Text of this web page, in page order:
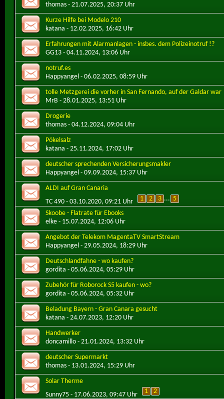
thomas - 21.07.2025, 20:37 Uhr
Kurze Hilfe bei Modelo 210
katana - 12.02.2025, 16:42 Uhr
Erfahrungen mit Alarmanlagen - insbes. dem Polizeinotruf !?
GG13 - 04.11.2024, 13:06 Uhr
notruf.es
Happyangel - 06.02.2025, 08:59 Uhr
tolle Metzgerei die vorher in San Fernando, auf der Galdar war
MrB - 28.01.2025, 13:51 Uhr
Drogerie
thomas - 04.12.2024, 09:04 Uhr
Pökelsalz
katana - 25.11.2024, 17:02 Uhr
deutscher sprechenden Versicherungsmakler
Happyangel - 09.09.2024, 15:37 Uhr
ALDI auf Gran Canaria
TC 490 - 03.10.2020, 09:21 Uhr 1 2 3 ... 5
Skoobe - Flatrate für Ebooks
elke - 15.07.2024, 12:06 Uhr
Angebot der Telekom MagentaTV SmartStream
Happyangel - 29.05.2024, 18:29 Uhr
Deutschlandfahne - wo kaufen?
gordita - 05.06.2024, 05:29 Uhr
Zubehör für Roborock S5 kaufen - wo?
gordita - 05.06.2024, 05:32 Uhr
Beladung Bayern - Gran Canara gesucht
katana - 24.07.2023, 12:20 Uhr
Handwerker
doncamillo - 21.01.2024, 13:32 Uhr
deutscher Supermarkt
thomas - 13.01.2024, 15:29 Uhr
Solar Therme
Sunny75 - 17.06.2023, 09:47 Uhr 1 2